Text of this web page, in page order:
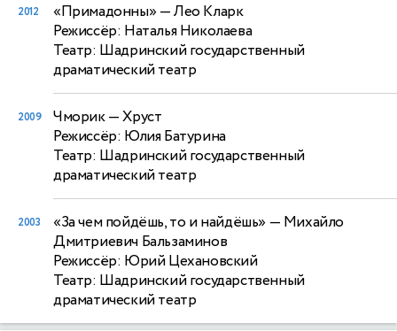
2012 «Примадонны» — Лео Кларк
Режиссёр: Наталья Николаева
Театр: Шадринский государственный
драматический театр
2009 Чморик— Хруст
Режиссёр: Юлия Батурина
Театр: Шадринский государственный
драматический театр
2003 «За чем пойдёшь, то и найдёшь» — Михайло
Дмитриевич Бальзаминов
Режиссёр: Юрий Цехановский
Театр: Шадринский государственный
драматический театр